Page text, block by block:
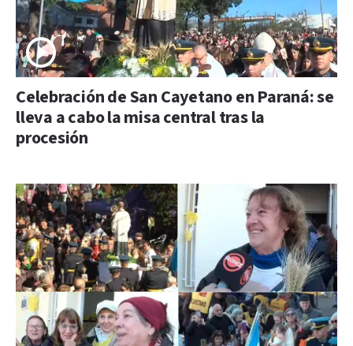
Celebración de San Cayetano en Paraná: se
lleva a cabo la misa central tras la
procesión